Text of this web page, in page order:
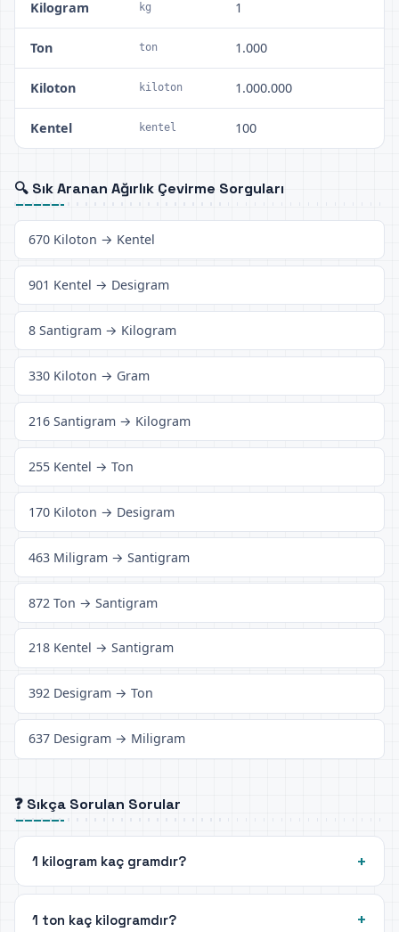
Kilogram kg 1
Ton ton 1.000
Kiloton kiloton 1.000.000
Kentel kentel 100
🔍 Sık Aranan Ağırlık Çevirme Sorguları
670 Kiloton → Kentel
901 Kentel → Desigram
8 Santigram → Kilogram
330 Kiloton → Gram
216 Santigram → Kilogram
255 Kentel → Ton
170 Kiloton → Desigram
463 Miligram → Santigram
872 Ton → Santigram
218 Kentel → Santigram
392 Desigram → Ton
637 Desigram → Miligram
❓ Sıkça Sorulan Sorular
1 kilogram kaç gramdır?
1 ton kaç kilogramdır?